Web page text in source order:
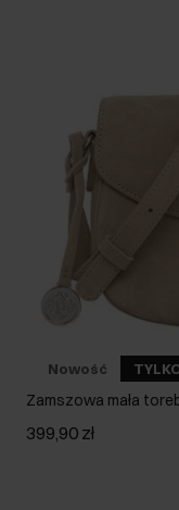
Nowość
Zamszowa mała
399,90 zł